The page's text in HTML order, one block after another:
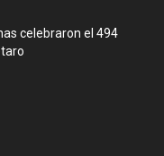
celebraron el 494